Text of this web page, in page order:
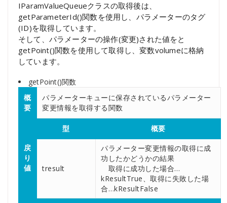
IParamValueQueueクラスの取得後は、
getParameterId()関数を使用し、パラメーターのタグ
(ID)を取得しています。
そして、パラメーターの操作(変更)された値をと
getPoint()関数を使用して取得し、変数volumeに格納
しています。
getPoint()関数
概
要
パラメーターキューに保存されているパラメーター
変更情報を取得する関数
戻
り
値
型 概要
tresult
パラメーター変更情報の取得に成
功したかどうかの結果
取得に成功した場合…
kResultTrue、取得に失敗した場
合…kResultFalse